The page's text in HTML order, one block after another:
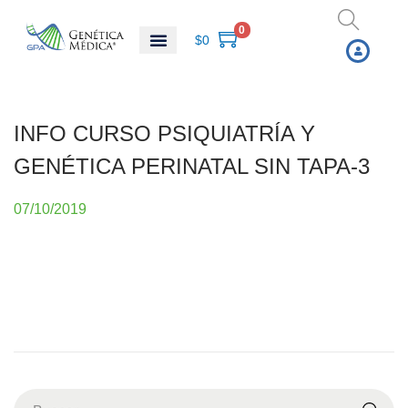
$0
0
INFO CURSO PSIQUIATRÍA Y
GENÉTICA PERINATAL SIN TAPA-3
P
07/10/2019